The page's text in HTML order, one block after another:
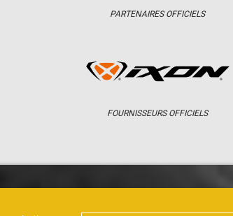
PARTENAIRES OFFICIELS
FOURNISSEURS OFFICIELS
CHAMPIONNAT